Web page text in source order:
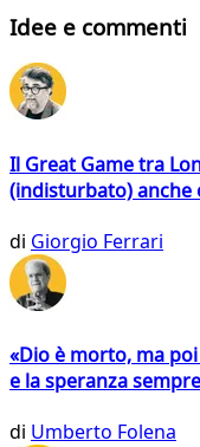
Idee e commenti
Il Great Game tra
(indisturbato) anche
di Giorgio Ferrari
«Dio è morto, ma
e la speranza
di Umberto Folena